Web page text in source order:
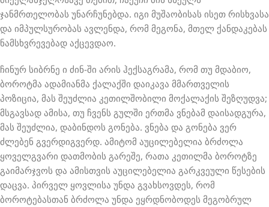
ჯანმრთელობას უნარჩუნებდა. იგი მუშაობისას ისეთ რისხვასა
და იმპულსურობას ავლენდა, რომ მეგონა, მთელ ქანდაკებას
ნამსხვრევებად აქცევდაო.
ჩინურ სიბრნე ი ძინ-ში არის ჰექსაგრამა, რომ თუ მდაბიო,
ბოროტმა ადამიანმა ქალაქში დაიკავა მმართველის
პოზიცია, მას შეუძლია კეთილშობილი მოქალაქის შეზღუდვა;
მსგავსად ამისა, თუ ჩვენს გულში ერთმა ვნებამ დაისადგურა,
მას შეუძლია, დაბინდოს გონება. ვნება და გონება ვერ
ძლებენ გვერდიგვერდ. ამიტომ აუცილებელია ბრძოლა
ყოველგვარი დათმობის გარეშე, რათა კეთილმა ბოროტზე
გაიმარჯვოს და ამისთვის აუცილებელია გარკვეული წესების
დაცვა. პირველ ყოვლისა უნდა გვახსოვდეს, რომ
ბოროტებასთან ბრძოლა უნდა ეყრდნობოდეს მეგობრულ